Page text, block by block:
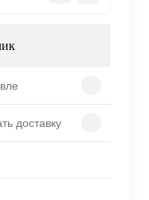
доставку